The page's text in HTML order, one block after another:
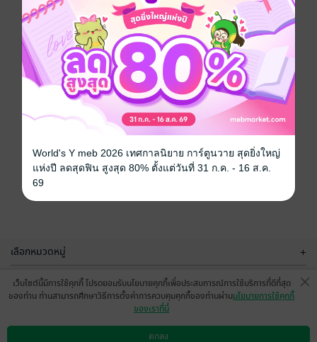
เลือกหมวดหมู่ +
บริการช่วยเหลือ +
เว็บไซต์นี้มีการใช้คุกกี้ โปรดยอมรับนโยบายคุกกี้เพื่อประสบการณ์การใช้บริการที่ดีที่สุด
ของท่าน ท่านสามารถศึกษาวิธีการตั้งค่าการควบคุมคุกกี้ของท่านผ่านนโยบายการใช้คุกกี้
ของเราที่นี่
ตกลง
World's Y meb 2026 เทศกาลนิยาย การ์ตูนวาย สุดยิ่งใหญ่
แห่งปี ลดสุดฟิน สูงสุด 80% ตั้งแต่วันที่ 31 ก.ค. - 16 ส.ค.
69